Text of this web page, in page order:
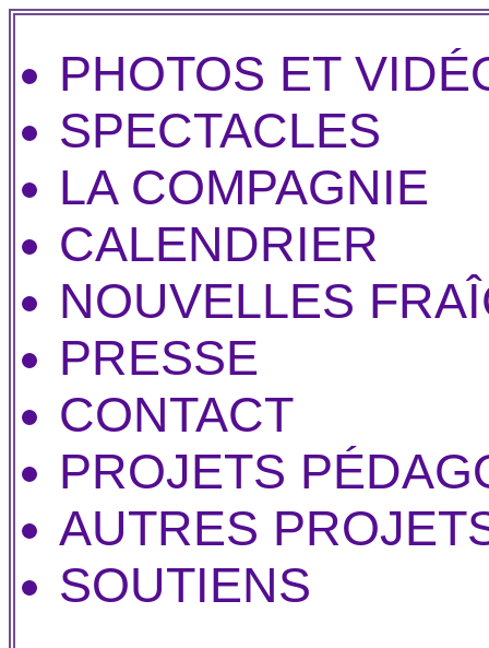
PHOTOS ET
SPECTACLES
LA COMPAGNIE
CALENDRIER
NOUVELLES
PRESSE
CONTACT
PROJETS
AUTRES
SOUTIENS